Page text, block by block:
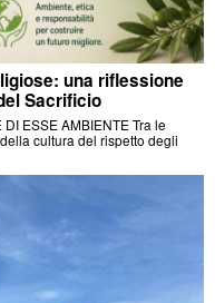
una riflessione
Sacrificio
ESSE AMBIENTE Tra le
cultura del rispetto degli